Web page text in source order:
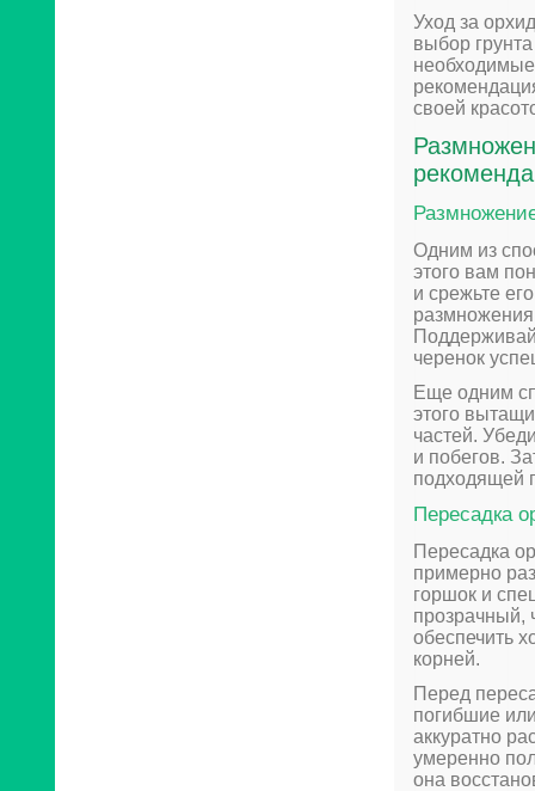
Уход за
выбор
своей
Одним из
этого вам
и срежьте
размножения
черенок
Еще одним
этого
частей.
и побегов.
подходящей
Пересадка
Пересадка
примерно
горшок и
прозрачный,
обеспечить
корней.
Перед
погибшие
аккуратно
умеренно
она